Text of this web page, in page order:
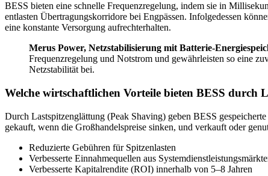
BESS bieten eine schnelle Frequenzregelung, indem sie in
entlasten Übertragungskorridore bei Engpässen. Infolgedessen
eine konstante Versorgung aufrechterhalten.
Merus Power, Netzstabilisierung mit Batterie-
Frequenzregelung und Notstrom und gewährleisten so eine
Netzstabilität bei.
Welche wirtschaftlichen Vorteile bieten BESS durch
Durch Lastspitzenglättung (Peak Shaving) geben BESS
gekauft, wenn die Großhandelspreise sinken, und verkauft oder
Reduzierte Gebühren für Spitzenlasten
Verbesserte Einnahmequellen aus
Verbesserte Kapitalrendite (ROI) innerhalb von 5–8 Jahren